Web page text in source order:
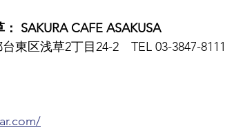
SAKURA CAFE ASAKUSA
東区浅草2丁目24-2　TEL 03-3847-8111